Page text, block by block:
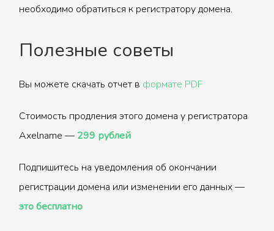
необходимо обратиться к регистратору домена.
Полезные советы
Вы можете скачать отчет в формате PDF
Стоимость продления этого домена у регистратора
Axelname — 299 рублей
Подпишитесь на уведомления об окончании
регистрации домена или изменении его данных —
это бесплатно